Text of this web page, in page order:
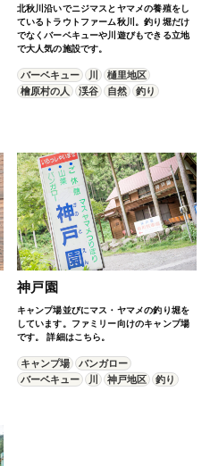
北秋川沿いでニジマスとヤマメの養殖をし
ているトラウトファーム秋川。釣り堀だけ
でなくバーベキューや川遊びもできる立地
で大人気の施設です。
バーベキュー 川
樋里地区
檜原村の人
渓谷 自然 釣り
神戸園
キャンプ場並びにマス・ヤマメの釣り堀を
しています。ファミリー向けのキャンプ場
です。 詳細はこちら。
キャンプ場
バンガロー
バーベキュー
川 神戸地区 釣り